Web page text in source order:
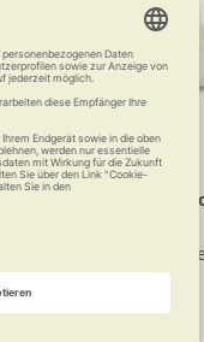
RUSSKA
Ihre Dritten bestens